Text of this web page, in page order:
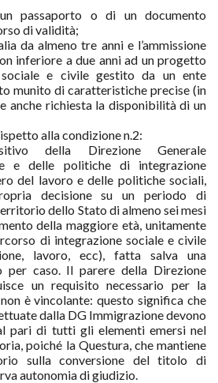
passaporto o di un documento
di validità;
da almeno tre anni e l’ammissione
inferiore a due anni ad un progetto
e civile gestito da un ente
munito di caratteristiche precise (in
anche richiesta la disponibilità di un
alla condizione n.2:
della Direzione Generale
e delle politiche di integrazione
del lavoro e delle politiche sociali,
decisione su un periodo di
dello Stato di almeno sei mesi
della maggiore età, unitamente
di integrazione sociale e civile
lavoro, ecc), fatta salva una
per caso. Il parere della Direzione
un requisito necessario per la
è vincolante: questo significa che
dalla DG Immigrazione devono
pari di tutti gli elementi emersi nel
poiché la Questura, che mantiene
sulla conversione del titolo di
autonomia di giudizio.